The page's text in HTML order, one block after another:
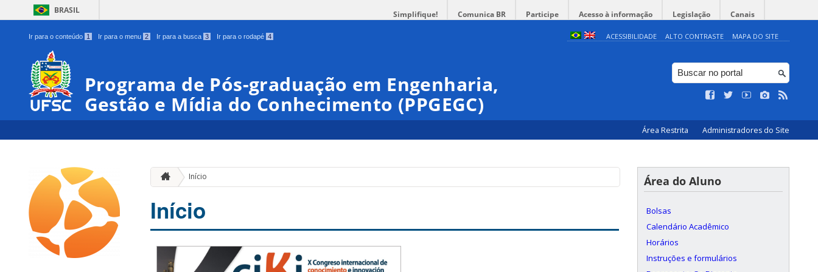
BRASIL Simplifique! Comunica BR Participe Acesso à informação Legislação Canais
Ir para o conteúdo 1 Ir para o menu 2 Ir para a busca 3 Ir para o rodapé 4 ACESSIBILIDADE ALTO CONTRASTE MAPA DO SITE
Programa de Pós-graduação em Engenharia,
Gestão e Mídia do Conhecimento (PPGEGC)
Área Restrita Administradores do Site
Início
Início
Área do Aluno
Bolsas
Calendário Acadêmico
Horários
Instruções e formulários